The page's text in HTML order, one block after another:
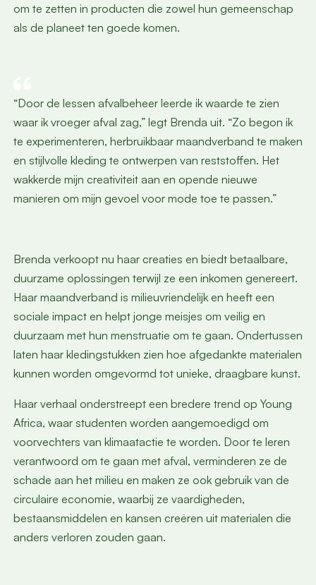
om te zetten in producten die zowel hun gemeenschap
als de planeet ten goede komen.
“Door de lessen afvalbeheer leerde ik waarde te zien
waar ik vroeger afval zag,” legt Brenda uit. “Zo begon ik
te experimenteren, herbruikbaar maandverband te maken
en stijlvolle kleding te ontwerpen van reststoffen. Het
wakkerde mijn creativiteit aan en opende nieuwe
manieren om mijn gevoel voor mode toe te passen.”
Brenda verkoopt nu haar creaties en biedt betaalbare,
duurzame oplossingen terwijl ze een inkomen genereert.
Haar maandverband is milieuvriendelijk en heeft een
sociale impact en helpt jonge meisjes om veilig en
duurzaam met hun menstruatie om te gaan. Ondertussen
laten haar kledingstukken zien hoe afgedankte materialen
kunnen worden omgevormd tot unieke, draagbare kunst.
Haar verhaal onderstreept een bredere trend op Young
Africa, waar studenten worden aangemoedigd om
voorvechters van klimaatactie te worden. Door te leren
verantwoord om te gaan met afval, verminderen ze de
schade aan het milieu en maken ze ook gebruik van de
circulaire economie, waarbij ze vaardigheden,
bestaansmiddelen en kansen creëren uit materialen die
anders verloren zouden gaan.